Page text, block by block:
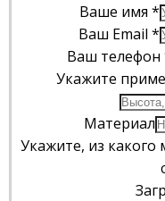
Ваше имя *
Ваш Email *
Ваш телефон
Укажите
Материал
Укажите, из какого